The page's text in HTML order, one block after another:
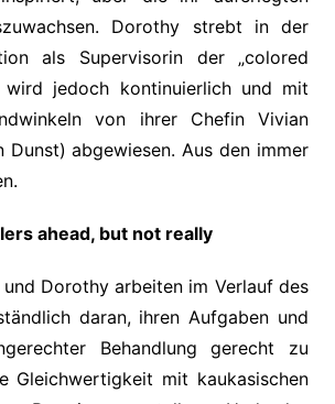
Dorothy strebt in der
als Supervisorin der „colored
wird jedoch kontinuierlich und mit
von ihrer Chefin Vivian
Dunst) abgewiesen. Aus den immer
ahead, but not really
und Dorothy arbeiten im Verlauf des
daran, ihren Aufgaben und
Behandlung gerecht zu
Gleichwertigkeit mit kaukasischen